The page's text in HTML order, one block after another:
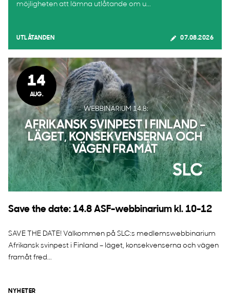
möjligheten att lämna utlåtande om u...
UTLÅTANDEN 07.08.2026
14
AUG.
Save the date: 14.8 ASF-webbinarium kl. 10-12
SAVE THE DATE! Välkommen på SLC:s medlemswebbinarium
Afrikansk svinpest i Finland – läget, konsekvenserna och vägen
framåt fred...
NYHETER